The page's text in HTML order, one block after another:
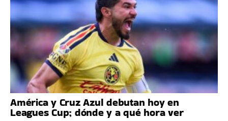
América y Cruz Azul debutan hoy en
Leagues Cup; dónde y a qué hora ver